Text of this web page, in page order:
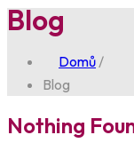
Blog
Domů /
Blog
Nothing